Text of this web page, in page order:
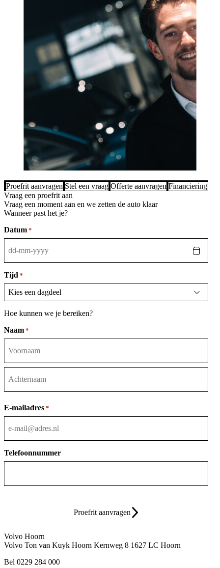
Proefrit aanvragen Stel een vraag Offerte aanvragen Financiering
Vraag een proefrit aan
Vraag een moment aan en we zetten de auto klaar
Wanneer past het je?
Datum *
DD
dash
MM
dash
JJJJ
Tijd *
Hoe kunnen we je bereiken?
Naam *
Voornaam
E-mailadres *
Telefoonnummer
Proefrit aanvragen
Volvo Hoorn
Volvo Ton van Kuyk Hoorn Kernweg 8 1627 LC Hoorn
Bel 0229 284 000